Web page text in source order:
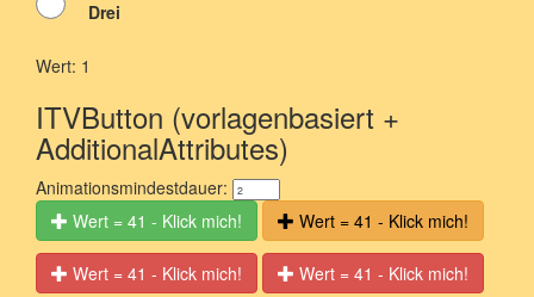
Drei
Wert: 1
ITVButton (vorlagenbasiert +
AdditionalAttributes)
Animationsmindestdauer:
Wert = 41 - Klick mich!
Wert = 41 - Klick mich!
Wert = 41 - Klick mich! Wert = 41 - Klick mich!